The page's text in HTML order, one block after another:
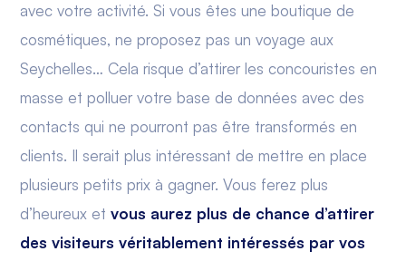
avec votre activité. Si vous êtes une boutique de
cosmétiques, ne proposez pas un voyage aux
Seychelles… Cela risque d’attirer les concouristes en
masse et polluer votre base de données avec des
contacts qui ne pourront pas être transformés en
clients. Il serait plus intéressant de mettre en place
plusieurs petits prix à gagner. Vous ferez plus
d’heureux etvous aurez plus de chance d’attirer
des visiteurs véritablement intéressés par vos